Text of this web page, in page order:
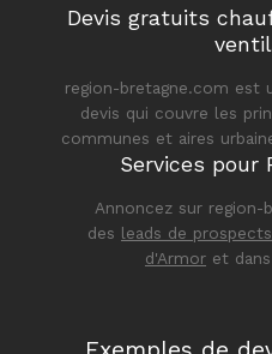
Devis gratuits
region-bretagne.com est
devis qui couvre les
communes et aires
Services pour
Annoncez sur
des leads de
d'Armor et